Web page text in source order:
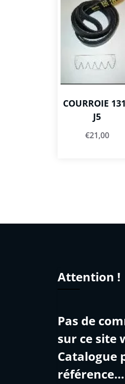
COURROIE
J5
€21,00
Attention !
Pas de
sur ce site
Catalogue
référence…